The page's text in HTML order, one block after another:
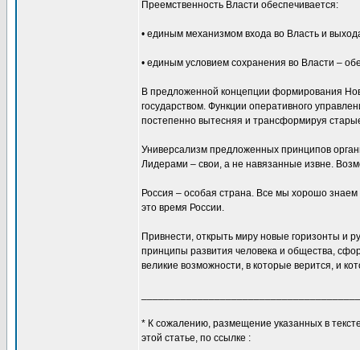
Преемственность Власти обеспечивается:
• единым механизмом входа во Власть и
• единым условием сохранения во Власти –
В предложенной концепции формирования
государством. Функции оперативного
постепенно вытесняя и трансформируя
Универсализм предложенных принципов
Лидерами – свои, а не навязанные извне.
Россия – особая страна. Все мы хорошо
это время России.
Привнести, открыть миру новые горизонты и
принципы развития человека и общества,
великие возможности, в которые верится, и
* К сожалению, размещение указанных в
этой статье, по ссылке :